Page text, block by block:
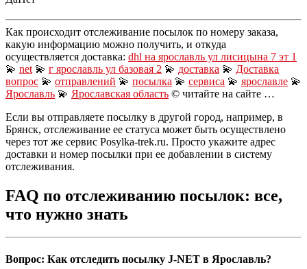
Как происходит отслеживание посылок по номеру заказа,
какую информацию можно получить, и откуда
осуществляется доставка: dhl на ярославль ул лисицына 7 эт 1
💫 net 💫 г ярославль ул базовая 2 💫 доставка 💫 Доставка
вопрос 💫 отправлений 💫 посылка 💫 сервиса 💫 ярославле 💫
Ярославль 💫 Ярославская область © читайте на сайте …
Если вы отправляете посылку в другой город, например, в
Брянск, отслеживание ее статуса может быть осуществлено
через тот же сервис Posylka-trek.ru. Просто укажите адрес
доставки и номер посылки при ее добавлении в систему
отслеживания.
FAQ по отслеживанию посылок: все,
что нужно знать
Вопрос: Как отследить посылку J-NET в Ярославль?